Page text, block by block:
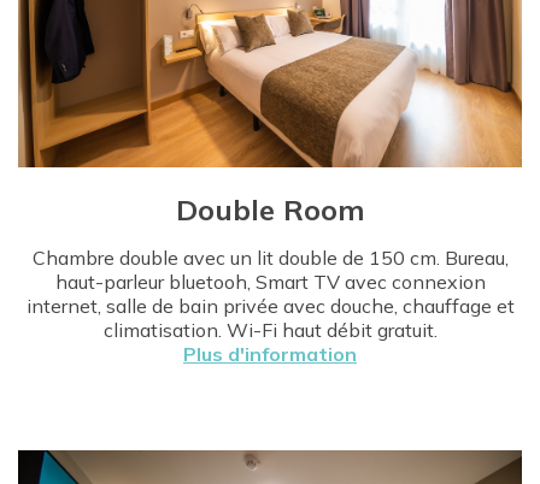
Double Room
Chambre double avec un lit double de 150 cm. Bureau,
haut-parleur bluetooh, Smart TV avec connexion
internet, salle de bain privée avec douche, chauffage et
climatisation. Wi-Fi haut débit gratuit.
Plus d'information